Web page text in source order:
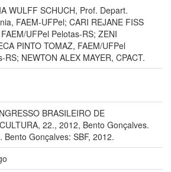
WULFF SCHUCH, Prof. Depart.
FAEM-UFPel; CARI REJANE FISS
UFPel Pelotas-RS; ZENI
PINTO TOMAZ, FAEM/UFPel
RS; NEWTON ALEX MAYER, CPACT.
BRASILEIRO DE
22., 2012, Bento Gonçalves.
Bento Gonçalves: SBF, 2012.